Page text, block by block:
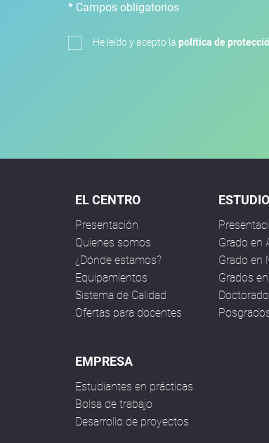
* Campos obligatorios
He leído y acepto la política de
EL CENTRO
Presentación
Quienes somos
¿Dónde estamos?
Equipamientos
Sistema de Calidad
Ofertas para docentes
Grado en
Grado en
Grados
Doctorado
EMPRESA
Estudiantes en prácticas
Bolsa de trabajo
Desarrollo de proyectos